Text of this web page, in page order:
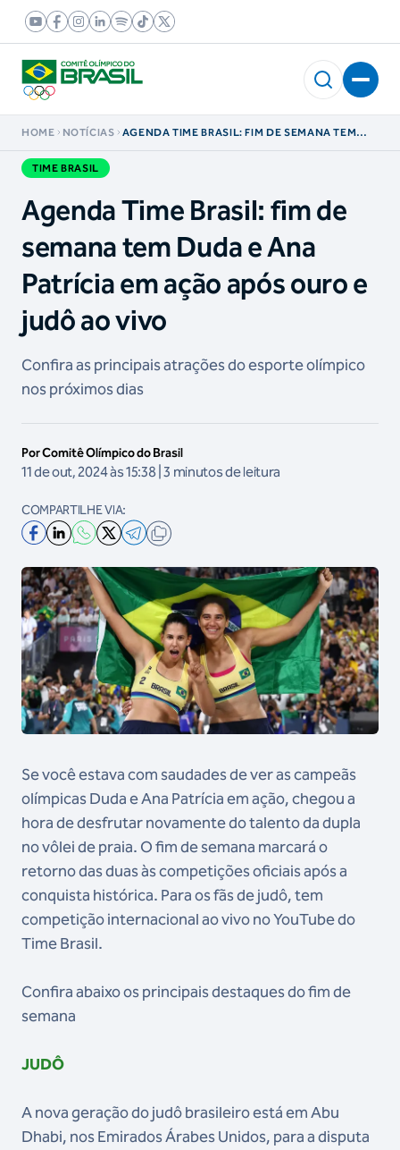
HOME NOTÍCIAS
AGENDA TIME BRASIL: FIM DE SEMANA TEM
TIME BRASIL
Agenda Time Brasil: fim de
semana tem Duda e Ana
Patrícia em ação após ouro e
judô ao vivo
Confira as principais atrações do esporte olímpico
nos próximos dias
Por Comitê Olímpico do Brasil
11 de out, 2024 às 15:38 | 3 minutos de leitura
COMPARTILHE VIA:
Se você estava com saudades de ver as campeãs
olímpicas Duda e Ana Patrícia em ação, chegou a
hora de desfrutar novamente do talento da dupla
no vôlei de praia. O fim de semana marcará o
retorno das duas às competições oficiais após a
conquista histórica. Para os fãs de judô, tem
competição internacional ao vivo no YouTube do
Time Brasil.
Confira abaixo os principais destaques do fim de
semana
JUDÔ
A nova geração do judô brasileiro está em Abu
Dhabi, nos Emirados Árabes Unidos, para a disputa